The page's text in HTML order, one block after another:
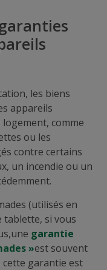
les biens
appareils
comme
ou les
contre certains
un incendie ou un
(utilisés en
tablette, si vous
une garantie
»est souvent
cette garantie est